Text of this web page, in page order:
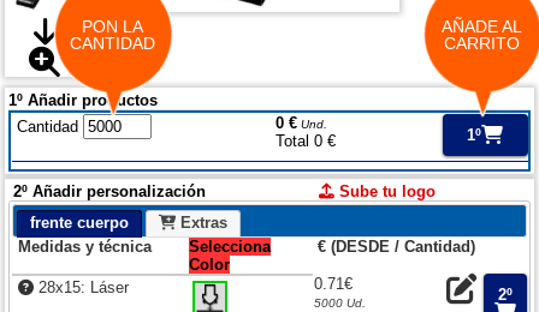
1º Añadir productos
Cantidad
0 €Und.
Total 0 € 1º
2º Añadir personalización
Sube tu logo
frente cuerpo
Extras
Medidas y técnica
Selecciona
Color
€ (DESDE / Cantidad)
28x15: Láser 0.71€
5000 Ud.
2º
PON LA
CANTIDAD
AÑADE AL
CARRITO